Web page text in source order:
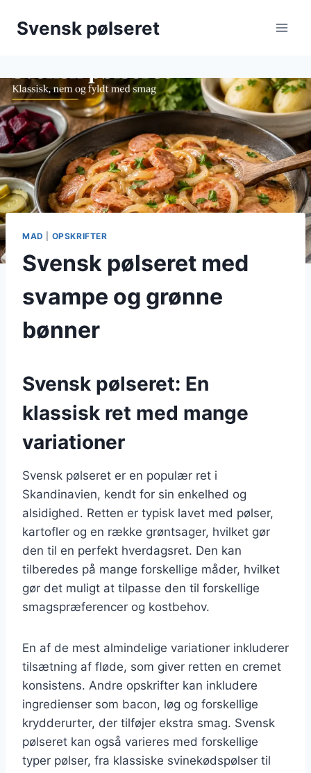
Svensk pølseret
MAD OPSKRIFTER
Svensk pølseret med
svampe og grønne
bønner
Svensk pølseret: En
klassisk ret med mange
variationer
Svensk pølseret er en populær ret i
Skandinavien, kendt for sin enkelhed og
alsidighed. Retten er typisk lavet med pølser,
kartofler og en række grøntsager, hvilket gør
den til en perfekt hverdagsret. Den kan
tilberedes på mange forskellige måder, hvilket
gør det muligt at tilpasse den til forskellige
smagspræferencer og kostbehov.
En af de mest almindelige variationer inkluderer
tilsætning af fløde, som giver retten en cremet
konsistens. Andre opskrifter kan inkludere
ingredienser som bacon, løg og forskellige
krydderurter, der tilføjer ekstra smag. Svensk
pølseret kan også varieres med forskellige
typer pølser, fra klassiske svinekødspølser til